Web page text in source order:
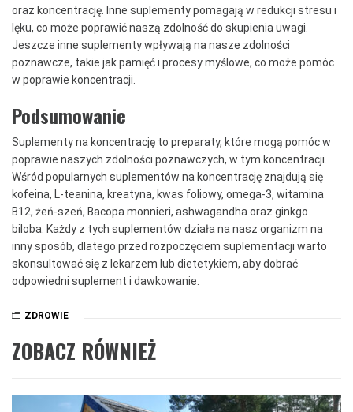
oraz koncentrację. Inne suplementy pomagają w redukcji stresu i
lęku, co może poprawić naszą zdolność do skupienia uwagi.
Jeszcze inne suplementy wpływają na nasze zdolności
poznawcze, takie jak pamięć i procesy myślowe, co może pomóc
w poprawie koncentracji.
Podsumowanie
Suplementy na koncentrację to preparaty, które mogą pomóc w
poprawie naszych zdolności poznawczych, w tym koncentracji.
Wśród popularnych suplementów na koncentrację znajdują się
kofeina, L-teanina, kreatyna, kwas foliowy, omega-3, witamina
B12, żeń-szeń, Bacopa monnieri, ashwagandha oraz ginkgo
biloba. Każdy z tych suplementów działa na nasz organizm na
inny sposób, dlatego przed rozpoczęciem suplementacji warto
skonsultować się z lekarzem lub dietetykiem, aby dobrać
odpowiedni suplement i dawkowanie.
ZDROWIE
ZOBACZ RÓWNIEŻ